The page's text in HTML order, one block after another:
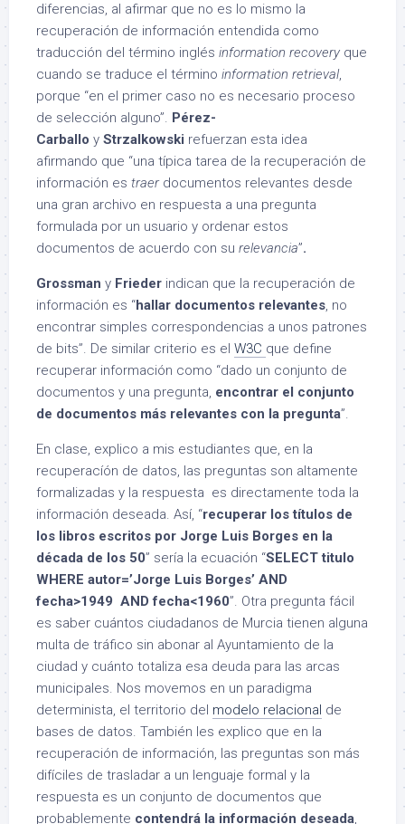
diferencias, al afirmar que no es lo mismo la
recuperación de información entendida como
traducción del término inglés information recovery que
cuando se traduce el término information retrieval,
porque “en el primer caso no es necesario proceso
de selección alguno”. Pérez-
Carballo y Strzalkowski refuerzan esta idea
afirmando que “una típica tarea de la recuperación de
información es traerdocumentos relevantes desde
una gran archivo en respuesta a una pregunta
formulada por un usuario y ordenar estos
documentos de acuerdo con su relevancia”.
Grossman y Frieder indican que la recuperación de
información es “hallar documentos relevantes, no
encontrar simples correspondencias a unos patrones
de bits”. De similar criterio es el W3C que define
recuperar información como “dado un conjunto de
documentos y una pregunta, encontrar el conjunto
de documentos más relevantes con la pregunta”.
En clase, explico a mis estudiantes que, en la
recuperacíón de datos, las preguntas son altamente
formalizadas y la respuesta es directamente toda la
información deseada. Así, “recuperar los títulos de
los libros escritos por Jorge Luis Borges en la
década de los 50” sería la ecuación “SELECT titulo
WHERE autor=’Jorge Luis Borges’ AND
fecha>1949 AND fecha<1960”. Otra pregunta fácil
es saber cuántos ciudadanos de Murcia tienen alguna
multa de tráfico sin abonar al Ayuntamiento de la
ciudad y cuánto totaliza esa deuda para las arcas
municipales. Nos movemos en un paradigma
determinista, el territorio del modelo relacional de
bases de datos. También les explico que en la
recuperación de información, las preguntas son más
difíciles de trasladar a un lenguaje formal y la
respuesta es un conjunto de documentos que
probablemente contendrá la información deseada,